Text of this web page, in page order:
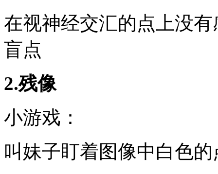
在视神经交汇的点上没
盲点
2.残像
小游戏：
叫妹子盯着图像中白色